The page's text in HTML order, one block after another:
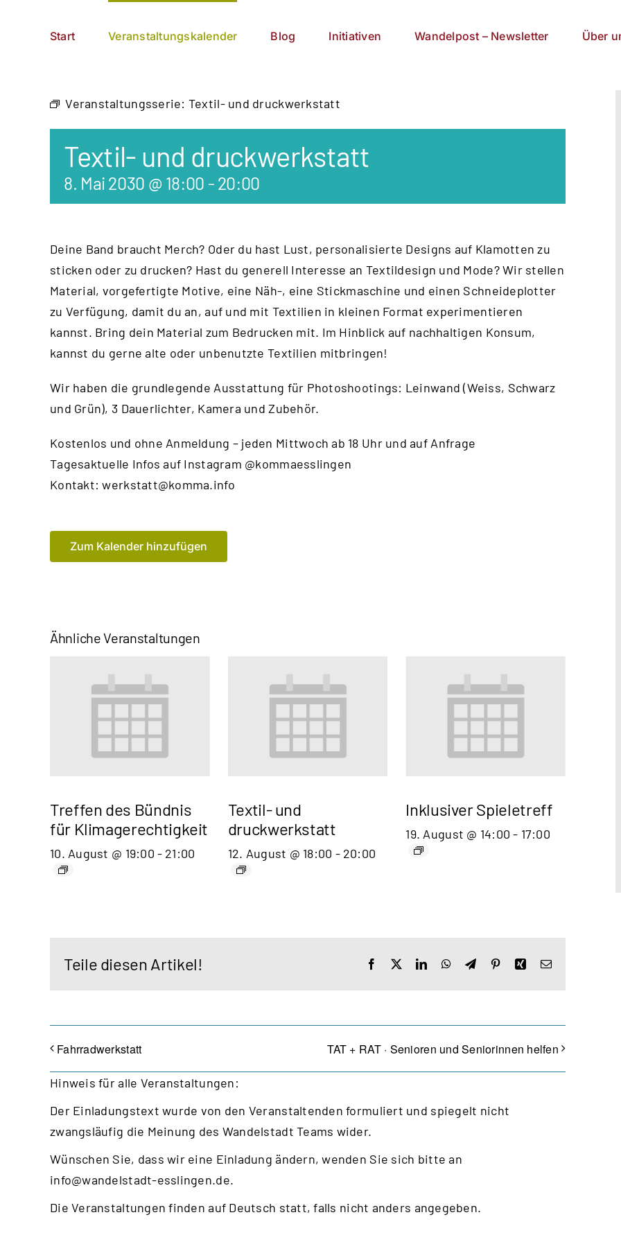
Start Veranstaltungskalender Blog Initiativen Wandelpost – Newsletter Über
Veranstaltungsserie: Textil- und druckwerkstatt
Textil- und druckwerkstatt
8. Mai 2030 @ 18:00 - 20:00
Deine Band braucht Merch? Oder du hast Lust, personalisierte Designs auf Klamotten zu
sticken oder zu drucken? Hast du generell Interesse an Textildesign und Mode? Wir stellen
Material, vorgefertigte Motive, eine Näh-, eine Stickmaschine und einen Schneideplotter
zu Verfügung, damit du an, auf und mit Textilien in kleinen Format experimentieren
kannst. Bring dein Material zum Bedrucken mit. Im Hinblick auf nachhaltigen Konsum,
kannst du gerne alte oder unbenutzte Textilien mitbringen!
Wir haben die grundlegende Ausstattung für Photoshootings: Leinwand (Weiss, Schwarz
und Grün), 3 Dauerlichter, Kamera und Zubehör.
Kostenlos und ohne Anmeldung – jeden Mittwoch ab 18 Uhr und auf Anfrage
Tagesaktuelle Infos auf Instagram @kommaesslingen
Kontakt:werkstatt@komma.info
Zum Kalender hinzufügen
Ähnliche Veranstaltungen
Treffen des Bündnis
für Klimagerechtigkeit
10. August @ 19:00 - 21:00
Textil- und
druckwerkstatt
12. August @ 18:00 - 20:00
Inklusiver Spieletreff
19. August @ 14:00 - 17:00
Teile diesen Artikel! Facebook LinkedInWhatsApp
TelegramPinterestXingE-
Fahrradwerkstatt TAT + RAT · Senioren und Seniorinnen helfen
Hinweis für alle Veranstaltungen:
Der Einladungstext wurde von den Veranstaltenden formuliert und spiegelt nicht
zwangsläufig die Meinung des Wandelstadt Teams wider.
Wünschen Sie, dass wir eine Einladung ändern, wenden Sie sich bitte an
info@wandelstadt-esslingen.de.
Die Veranstaltungen finden auf Deutsch statt, falls nicht anders angegeben.